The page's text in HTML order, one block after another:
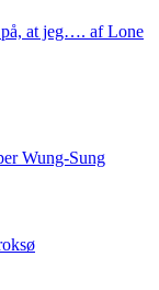
at jeg…. af Lone
Wung-Sung